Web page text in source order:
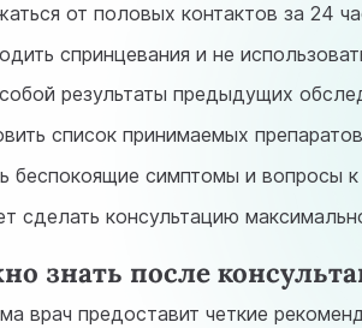
от половых контактов за 24
спринцевания и не
результаты предыдущих
список принимаемых препаратов
беспокоящие симптомы и вопросы к
сделать консультацию
знать после
врач предоставит четкие